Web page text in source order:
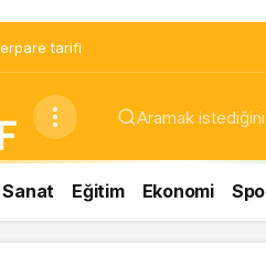
tarifi
Eğitim Ekonomi